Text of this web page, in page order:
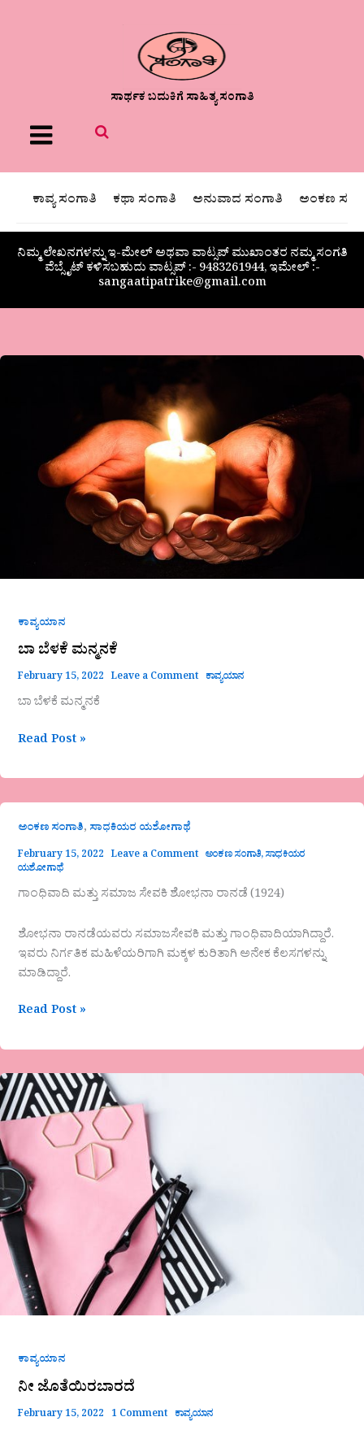
ಸಾರ್ಥಕ ಬದುಕಿಗೆ ಸಾಹಿತ್ಯ ಸಂಗಾತಿ
Menu
ಕಾವ್ಯ ಸಂಗಾತಿ ಕಥಾ ಸಂಗಾತಿ ಅನುವಾದ ಸಂಗಾತಿ ಅಂಕಣ
ನಿಮ್ಮ ಲೇಖನಗಳನ್ನು ಇ-ಮೇಲ್ ಅಥವಾ ವಾಟ್ಸಪ್ ಮುಖಾಂತರ ನಮ್ಮ ಸಂಗತಿ
ವೆಬ್ಸೈಟ್ ಕಳಿಸಬಹುದು ವಾಟ್ಸಪ್‌ :- 9483261944, ಇಮೇಲ್ :-
sangaatipatrike@gmail.com
ಕಾವ್ಯಯಾನ
ಬಾ ಬೆಳಕೆ ಮನ್ಮನಕೆ
February 15, 2022 Leave a Comment ಕಾವ್ಯಯಾನ
ಬಾ ಬೆಳಕೆ ಮನ್ಮನಕೆ
Read Post »
ಅಂಕಣ ಸಂಗಾತಿ, ಸಾಧಕಿಯರ ಯಶೋಗಾಥೆ
February 15, 2022 Leave a Comment ಅಂಕಣ ಸಂಗಾತಿ,ಸಾಧಕಿಯರ
ಯಶೋಗಾಥೆ
ಗಾಂಧಿವಾದಿ ಮತ್ತು ಸಮಾಜ ಸೇವಕಿ ಶೋಭನಾ ರಾನಡೆ (1924)
ಶೋಭನಾ ರಾನಡೆಯವರು ಸಮಾಜಸೇವಕಿ ಮತ್ತು ಗಾಂಧಿವಾದಿಯಾಗಿದ್ದಾರೆ.
ಇವರು ನಿರ್ಗತಿಕ ಮಹಿಳೆಯರಿಗಾಗಿ ಮಕ್ಕಳ ಕುರಿತಾಗಿ ಅನೇಕ ಕೆಲಸಗಳನ್ನು
ಮಾಡಿದ್ದಾರೆ.
Read Post »
ಕಾವ್ಯಯಾನ
ನೀ ಜೊತೆಯಿರಬಾರದೆ
February 15, 2022 1 Comment ಕಾವ್ಯಯಾನ
ನೀ
ಜೊತೆಯಿರಬಾರದೆ